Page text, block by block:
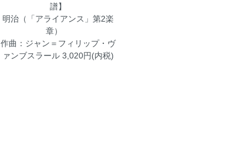
譜】
明治（「アライアンス」第2楽
章）
作曲：ジャン＝フィリップ・ヴ
ァンブスラール3,020円(内税)